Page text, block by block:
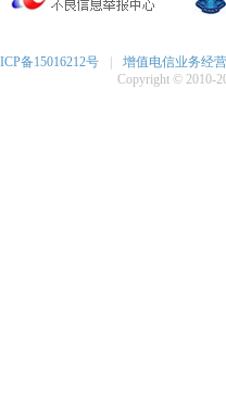
备15016212号
增值电信业务经
Copyright © 2010-